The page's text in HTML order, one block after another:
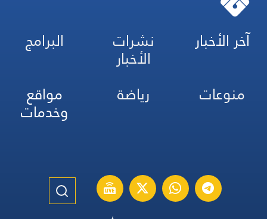
آخر الأخبار نشرات
الأخبار
البرامج
منوعات
رياضة مواقع
وخدمات